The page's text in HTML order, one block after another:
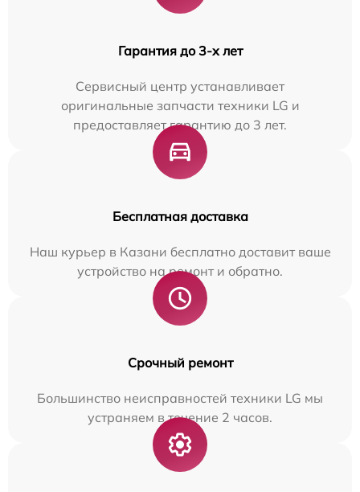
Гарантия до 3-х лет
Сервисный центр устанавливает
оригинальные запчасти техники LG и
предоставляет гарантию до 3 лет.
Бесплатная доставка
Наш курьер в Казани бесплатно доставит ваше
устройство на ремонт и обратно.
Срочный ремонт
Большинство неисправностей техники LG мы
устраняем в течение 2 часов.